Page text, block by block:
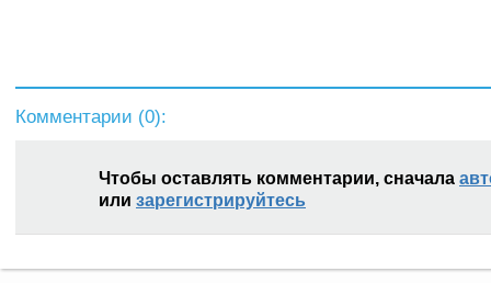
Комментарии (0):
Чтобы оставлять комментарии, сначала
или зарегистрируйтесь